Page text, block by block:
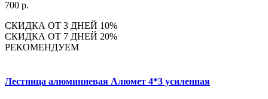
700 р.
СКИДКА ОТ 3 ДНЕЙ 10%
СКИДКА ОТ 7 ДНЕЙ 20%
РЕКОМЕНДУЕМ
Лестница алюминиевая Алюмет 4*3 усиленная